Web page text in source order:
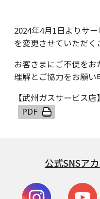
2024年4月1日よりサ
を変更させていただく
お客さまにご不便を
理解とご協力をお願い
【武州ガスサービス
公式SNSア